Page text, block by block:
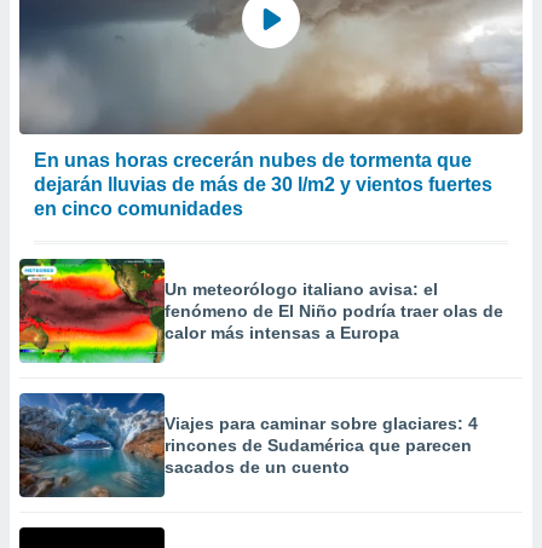
En unas horas crecerán nubes de tormenta que
dejarán lluvias de más de 30 l/m2 y vientos fuertes
en cinco comunidades
Un meteorólogo italiano avisa: el
fenómeno de El Niño podría traer olas de
calor más intensas a Europa
Viajes para caminar sobre glaciares: 4
rincones de Sudamérica que parecen
sacados de un cuento